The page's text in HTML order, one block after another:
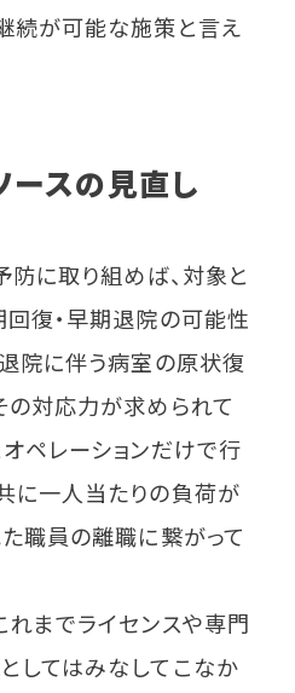
続が可能な施策と言え
スの見直し
防に取り組めば、対象と
回復・早期退院の可能性
院に伴う病室の原状復
の対応力が求められて
ペレーションだけで行
に一人当たりの負荷が
職員の離職に繋がって
までライセンスや専門
してはみなしてこなか